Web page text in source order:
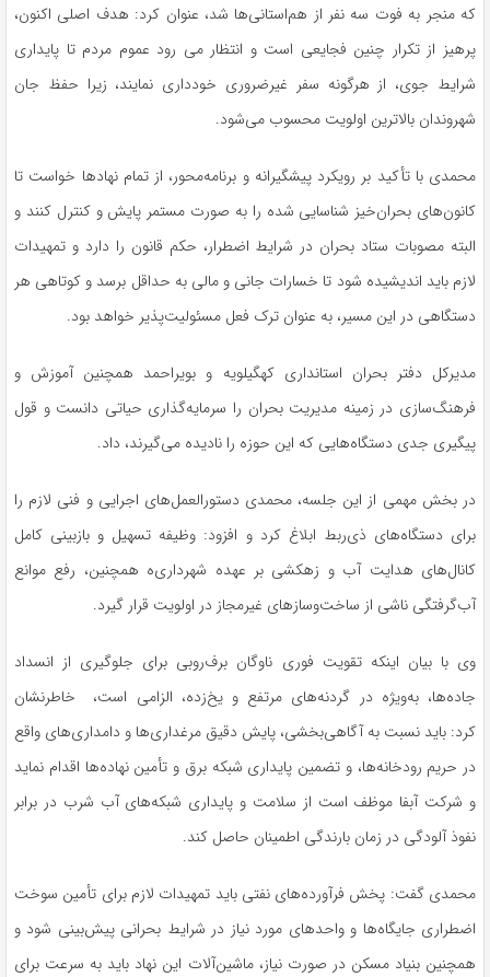
که منجر به فوت سه نفر از هم‌استانی‌ها شد، عنوان کرد: هدف اصلی اکنون،
پرهیز از تکرار چنین فجایعی است و انتظار می رود عموم مردم تا پایداری
شرایط جوی، از هرگونه سفر غیرضروری خودداری نمایند، زیرا حفظ جان
شهروندان بالاترین اولویت محسوب می‌شود.
محمدی با تأکید بر رویکرد پیشگیرانه و برنامه‌محور، از تمام نهادها خواست تا
کانون‌های بحران‌خیز شناسایی شده را به صورت مستمر پایش و کنترل کنند و
البته مصوبات ستاد بحران در شرایط اضطرار، حکم قانون را دارد و تمهیدات
لازم باید اندیشیده شود تا خسارات جانی و مالی به حداقل برسد و کوتاهی هر
دستگاهی در این مسیر، به عنوان ترک فعل مسئولیت‌پذیر خواهد بود.
مدیرکل دفتر بحران استانداری کهگیلویه و بویراحمد همچنین آموزش و
فرهنگ‌سازی در زمینه مدیریت بحران را سرمایه‌گذاری حیاتی دانست و قول
پیگیری جدی دستگاه‌هایی که این حوزه را نادیده می‌گیرند، داد.
در بخش مهمی از این جلسه، محمدی دستورالعمل‌های اجرایی و فنی لازم را
برای دستگاه‌های ذی‌ربط ابلاغ کرد و افزود: وظیفه تسهیل و بازبینی کامل
کانال‌های هدایت آب و زهکشی بر عهده شهرداری‌ه همچنین، رفع موانع
آب‌گرفتگی ناشی از ساخت‌وسازهای غیرمجاز در اولویت قرار گیرد.
وی با بیان اینکه تقویت فوری ناوگان برف‌روبی برای جلوگیری از انسداد
جاده‌ها، به‌ویژه در گردنه‌های مرتفع و یخ‌زده، الزامی است، خاطرنشان
کرد: باید نسبت به آگاهی‌بخشی، پایش دقیق مرغداری‌ها و دامداری‌های واقع
در حریم رودخانه‌ها، و تضمین پایداری شبکه برق و تأمین نهاده‌ها اقدام نماید
و شرکت آبفا موظف است از سلامت و پایداری شبکه‌های آب شرب در برابر
نفوذ آلودگی در زمان بارندگی اطمینان حاصل کند.
محمدی گفت: پخش فرآورده‌های نفتی باید تمهیدات لازم برای تأمین سوخت
اضطراری جایگاه‌ها و واحدهای مورد نیاز در شرایط بحرانی پیش‌بینی شود و
همچنین بنیاد مسکن در صورت نیاز، ماشین‌آلات این نهاد باید به سرعت برای